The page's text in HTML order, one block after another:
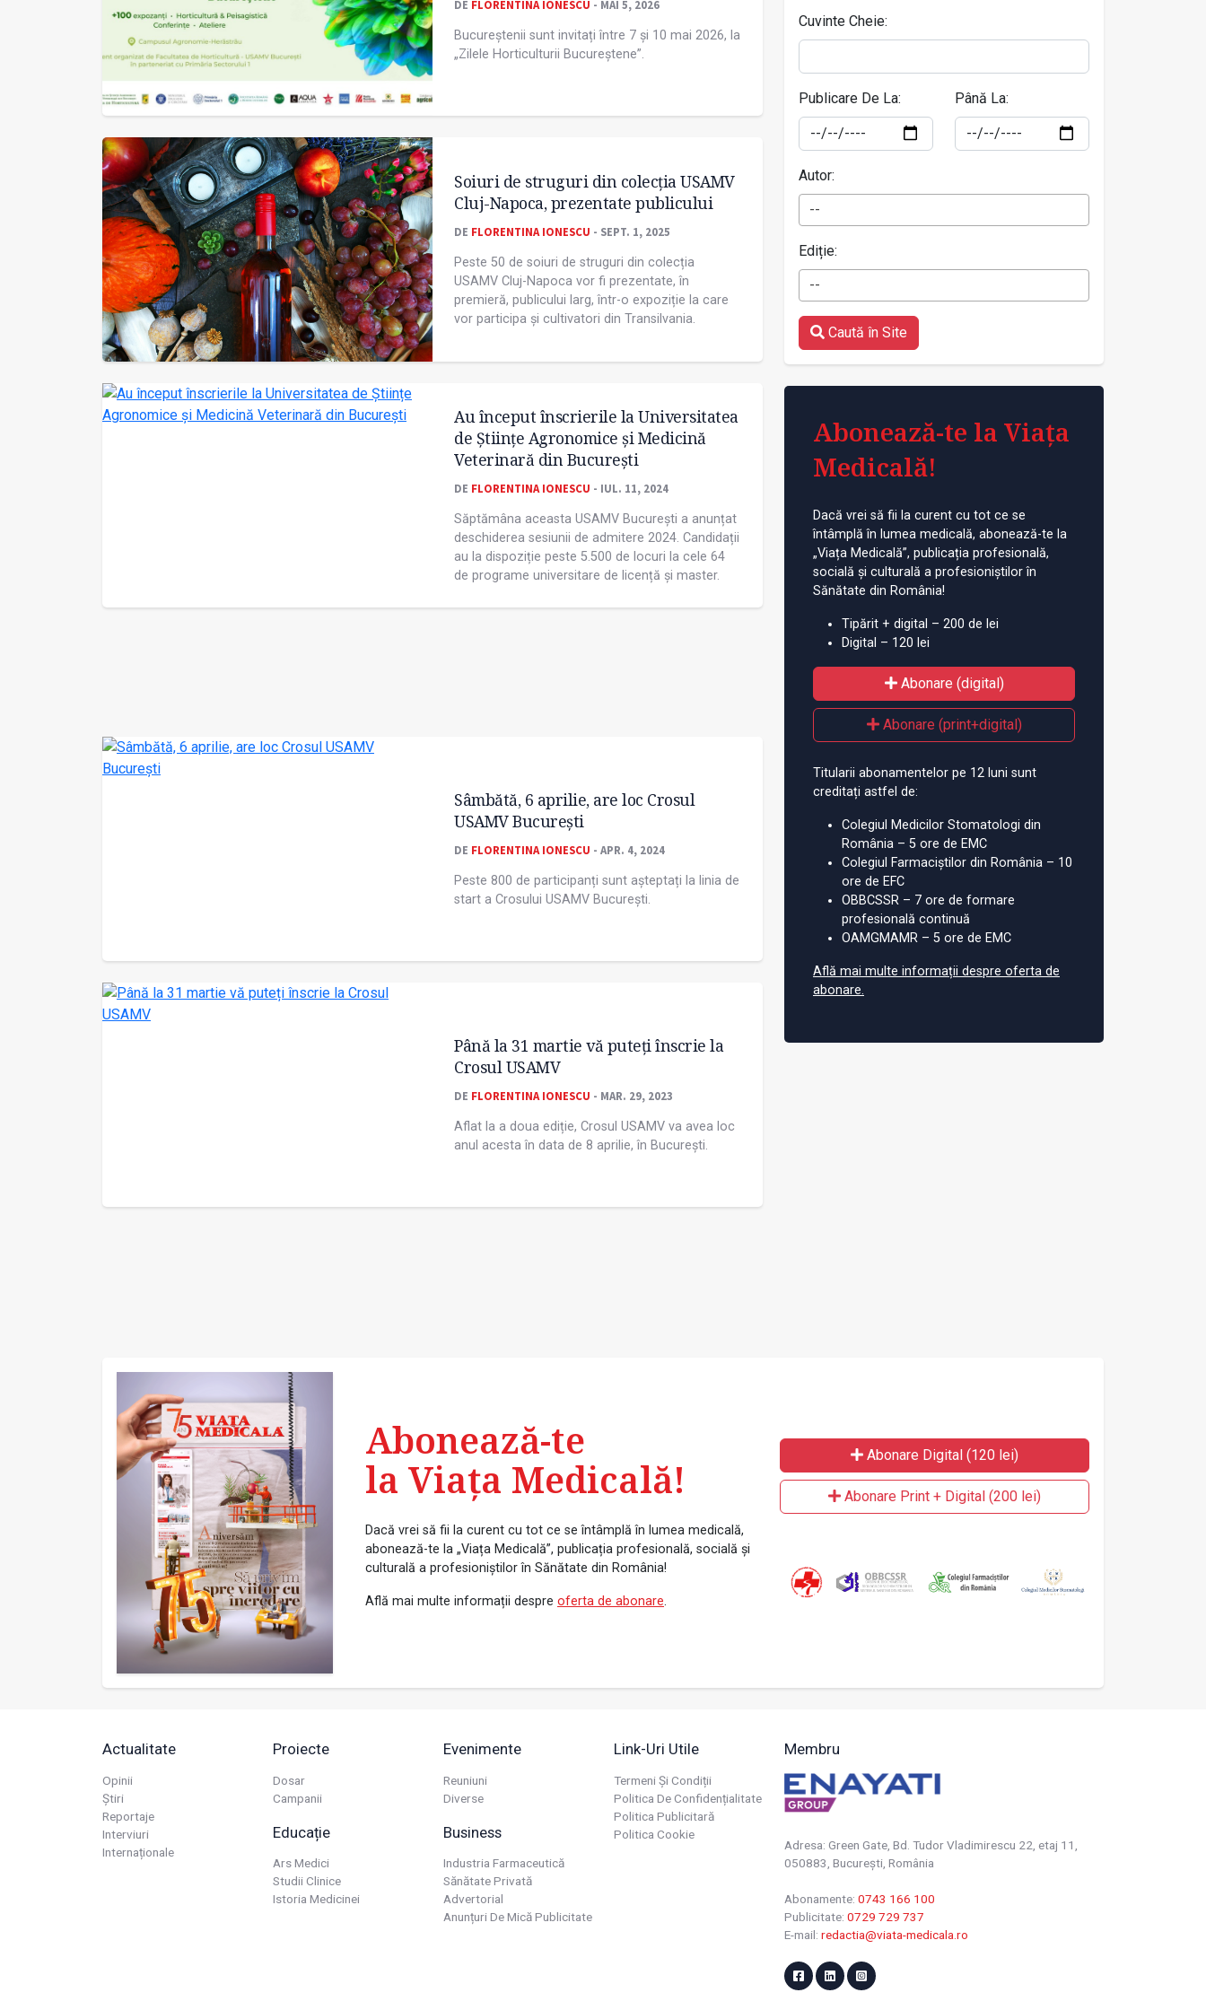
DE FLORENTINA IONESCU - MAI 5, 2026
Bucureștenii sunt invitați între 7 și 10 mai 2026, la
„Zilele Horticulturii Bucureștene”.
Soiuri de struguri din colecția USAMV
Cluj-Napoca, prezentate publicului
DE FLORENTINA IONESCU - SEPT. 1, 2025
Peste 50 de soiuri de struguri din colecția
USAMV Cluj-Napoca vor fi prezentate, în
premieră, publicului larg, într-o expoziție la care
vor participa și cultivatori din Transilvania.
Au început înscrierile la Universitatea
de Științe Agronomice și Medicină
Veterinară din București
DE FLORENTINA IONESCU - IUL. 11, 2024
Săptămâna aceasta USAMV București a anunțat
deschiderea sesiunii de admitere 2024. Candidații
au la dispoziție peste 5.500 de locuri la cele 64
de programe universitare de licență și master.
Sâmbătă, 6 aprilie, are loc Crosul
USAMV București
DE FLORENTINA IONESCU - APR. 4, 2024
Peste 800 de participanți sunt așteptați la linia de
start a Crosului USAMV București.
Până la 31 martie vă puteți înscrie la
Crosul USAMV
DE FLORENTINA IONESCU - MAR. 29, 2023
Aflat la a doua ediție, Crosul USAMV va avea loc
anul acesta în data de 8 aprilie, în București.
Cuvinte Cheie:
Publicare De La: Până La:
Autor:
--
Ediție:
--
Caută în Site
Abonează-te la Viața
Medicală!
Dacă vrei să fii la curent cu tot ce se
întâmplă în lumea medicală, abonează-te la
„Viața Medicală”, publicația profesională,
socială și culturală a profesioniștilor în
Sănătate din România!
Tipărit + digital – 200 de lei
Digital – 120 lei
Abonare (digital)
Abonare (print+digital)
Titularii abonamentelor pe 12 luni sunt
creditați astfel de:
Colegiul Medicilor Stomatologi din
România – 5 ore de EMC
Colegiul Farmaciștilor din România – 10
ore de EFC
OBBCSSR – 7 ore de formare
profesională continuă
OAMGMAMR – 5 ore de EMC
Află mai multe informații despre oferta de
abonare.
Abonează-te
la Viața Medicală!
Dacă vrei să fii la curent cu tot ce se întâmplă în lumea medicală,
abonează-te la „Viața Medicală”, publicația profesională, socială și
culturală a profesioniștilor în Sănătate din România!
Află mai multe informații despre oferta de abonare.
Abonare Digital (120 lei)
Abonare Print + Digital (200 lei)
Actualitate
Opinii
Știri
Reportaje
Interviuri
Internaționale
Proiecte
Dosar
Campanii
Educație
Ars Medici
Studii Clinice
Istoria Medicinei
Evenimente
Reuniuni
Diverse
Business
Industria Farmaceutică
Sănătate Privată
Advertorial
Anunțuri De Mică Publicitate
Link-Uri Utile
Termeni Și Condiții
Politica De Confidențialitate
Politica Publicitară
Politica Cookie
Membru
Adresa: Green Gate, Bd. Tudor Vladimirescu 22, etaj 11,
050883, Bucureşti, România
Abonamente: 0743 166 100
Publicitate: 0729 729 737
E-mail: redactia@viata-medicala.ro